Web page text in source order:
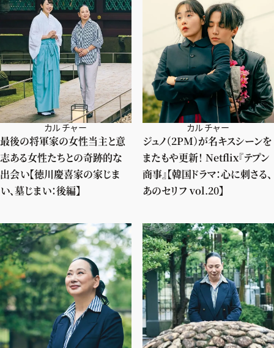
カルチャー
最後の将軍家の女性当主と意
志ある女性たちとの奇跡的な
出会い【徳川慶喜家の家じま
い、墓じまい：後編】
カルチャー
ジュノ（2PM）が名キスシーンを
またもや更新！ Netflix『テプン
商事』【韓国ドラマ：心に刺さる、
あのセリフ vol.20】